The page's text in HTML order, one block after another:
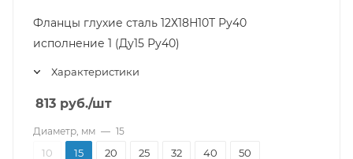
Фланцы глухие сталь 12Х18Н10Т Ру40
исполнение 1 (Ду15 Ру40)
Характеристики
813 руб./шт
Диаметр, мм — 15
10 15 20 25 32 40 50